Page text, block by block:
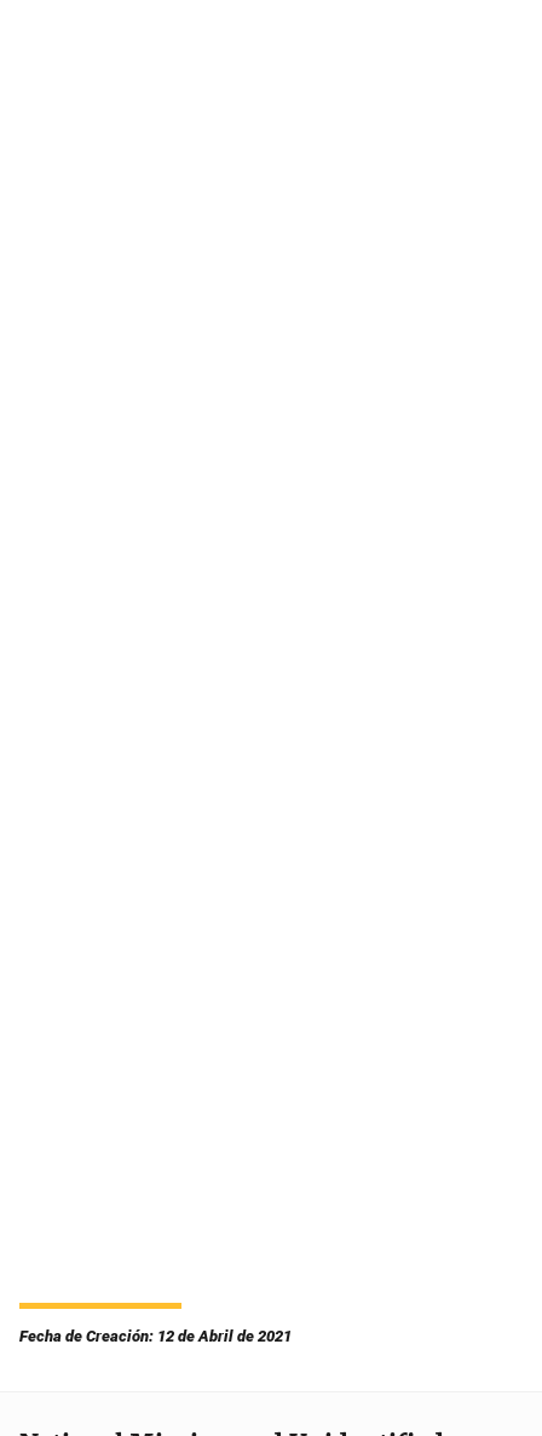
Fecha de Creación: 12 de Abril de 2021